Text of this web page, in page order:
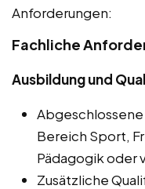
Anforderungen:
Fachliche
Ausbildung und
Bereich Sport,
Pädagogik oder
Zusätzliche